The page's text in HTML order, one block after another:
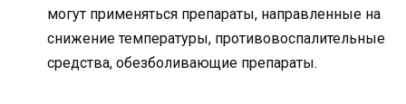
могут применяться препараты, направленные на
снижение температуры, противовоспалительные
средства, обезболивающие препараты.